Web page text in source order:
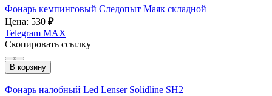
Фонарь кемпинговый Следопыт Маяк складной
Цена: 530 ₽
Telegram MAX
Скопировать ссылку
В корзину
Фонарь налобный Led Lenser Solidline SH2